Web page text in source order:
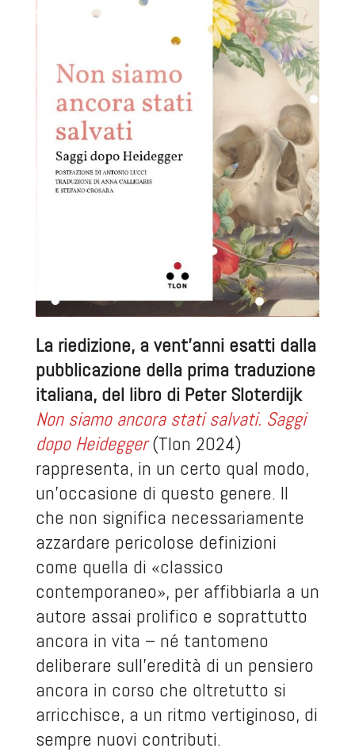
La riedizione, a vent’anni esatti dalla
pubblicazione della prima traduzione
italiana, del libro di Peter Sloterdijk
Non siamo ancora stati salvati. Saggi
dopo Heidegger (Tlon 2024)
rappresenta, in un certo qual modo,
un’occasione di questo genere. Il
che non significa necessariamente
azzardare pericolose definizioni
come quella di «classico
contemporaneo», per affibbiarla a un
autore assai prolifico e soprattutto
ancora in vita – né tantomeno
deliberare sull’eredità di un pensiero
ancora in corso che oltretutto si
arricchisce, a un ritmo vertiginoso, di
sempre nuovi contributi.